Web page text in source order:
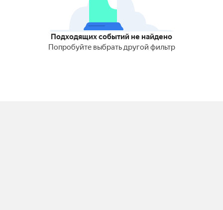
Подходящих событий не найдено
Попробуйте выбрать другой фильтр